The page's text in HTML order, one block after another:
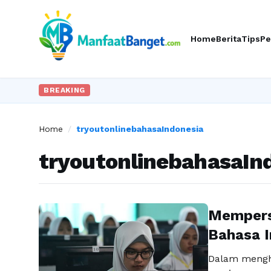
HomeBeritaTips
BREAKING
Home / tryoutonlinebahasaIndonesia
Bahasa
Dalam